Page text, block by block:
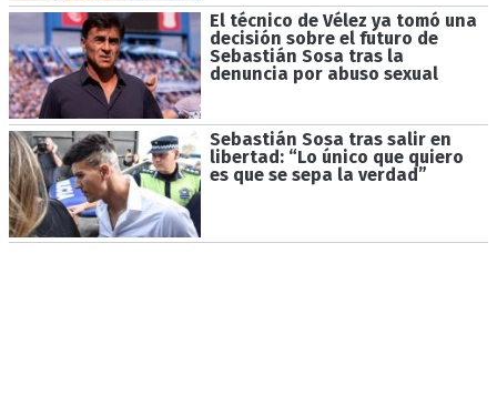
El técnico de Vélez ya tomó una
decisión sobre el futuro de
Sebastián Sosa tras la
denuncia por abuso sexual
Sebastián Sosa tras salir en
libertad: “Lo único que quiero
es que se sepa la verdad”